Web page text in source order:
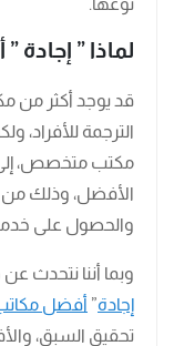
نوعها.
لماذا ”
قد يوجد أكثر من
الترجمة للأفراد،
مكتب متخصص، إلى
الأفضل، وذلك من
والحصول على
وبما أننا نتحدث عن
إجادة” أفضل
تحقيق السبق،